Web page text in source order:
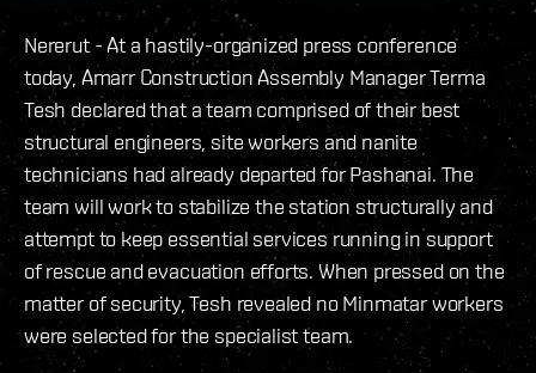
Nererut - At a hastily-organized press conference
today, Amarr Construction Assembly Manager Terma
Tesh declared that a team comprised of their best
structural engineers, site workers and nanite
technicians had already departed for Pashanai. The
team will work to stabilize the station structurally and
attempt to keep essential services running in support
of rescue and evacuation efforts. When pressed on the
matter of security, Tesh revealed no Minmatar workers
were selected for the specialist team.